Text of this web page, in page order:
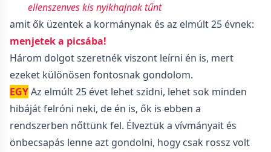
ellenszenves kis nyikhajnak tűnt
amit ők üzentek a kormánynak és az elmúlt 25 évnek:
menjetek a picsába!
Három dolgot szeretnék viszont leírni én is, mert
ezeket különösen fontosnak gondolom.
EGYAz elmúlt 25 évet lehet szidni, lehet sok minden
hibáját felróni neki, de én is, ők is ebben a
rendszerben nőttünk fel. Élveztük a vívmányait és
önbecsapás lenne azt gondolni, hogy csak rossz volt